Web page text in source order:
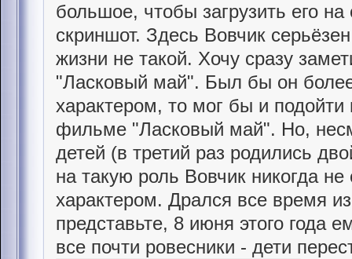
большое, чтобы загрузить его на
скриншот. Здесь Вовчик
жизни не такой. Хочу сразу
"Ласковый май". Был бы он
характером, то мог бы и
фильме "Ласковый май". Но,
детей (в третий раз родились
на такую роль Вовчик никогда
характером. Дрался все время
представьте, 8 июня этого года
все почти ровесники - дети